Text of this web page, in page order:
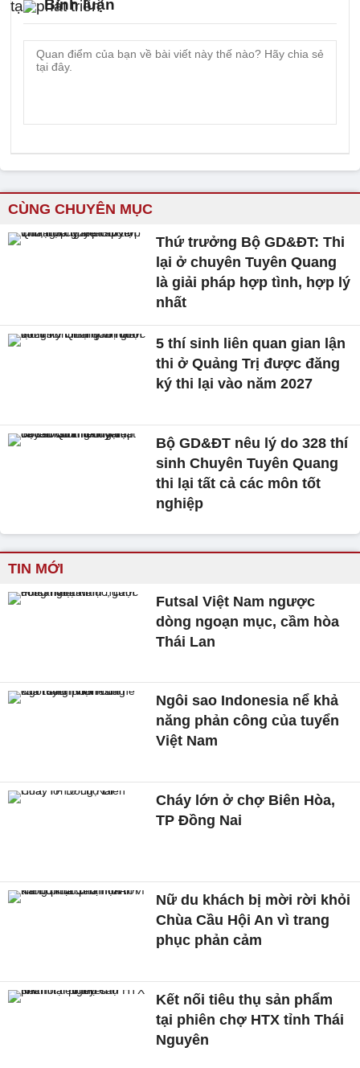
Bình luận
CÙNG CHUYÊN MỤC
Thứ trưởng Bộ GD&ĐT: Thi
lại ở chuyên Tuyên Quang
là giải pháp hợp tình, hợp lý
nhất
5 thí sinh liên quan gian lận
thi ở Quảng Trị được đăng
ký thi lại vào năm 2027
Bộ GD&ĐT nêu lý do 328 thí
sinh Chuyên Tuyên Quang
thi lại tất cả các môn tốt
nghiệp
TIN MỚI
Futsal Việt Nam ngược
dòng ngoạn mục, cầm hòa
Thái Lan
Ngôi sao Indonesia nể khả
năng phản công của tuyển
Việt Nam
Cháy lớn ở chợ Biên Hòa,
TP Đồng Nai
Nữ du khách bị mời rời khỏi
Chùa Cầu Hội An vì trang
phục phản cảm
Kết nối tiêu thụ sản phẩm
tại phiên chợ HTX tỉnh Thái
Nguyên